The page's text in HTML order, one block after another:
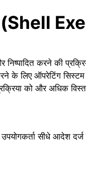
है (Shell
करने की
के लिए ऑपरेटिंग
को और अधिक
उपयोगकर्ता सीधे आदेश